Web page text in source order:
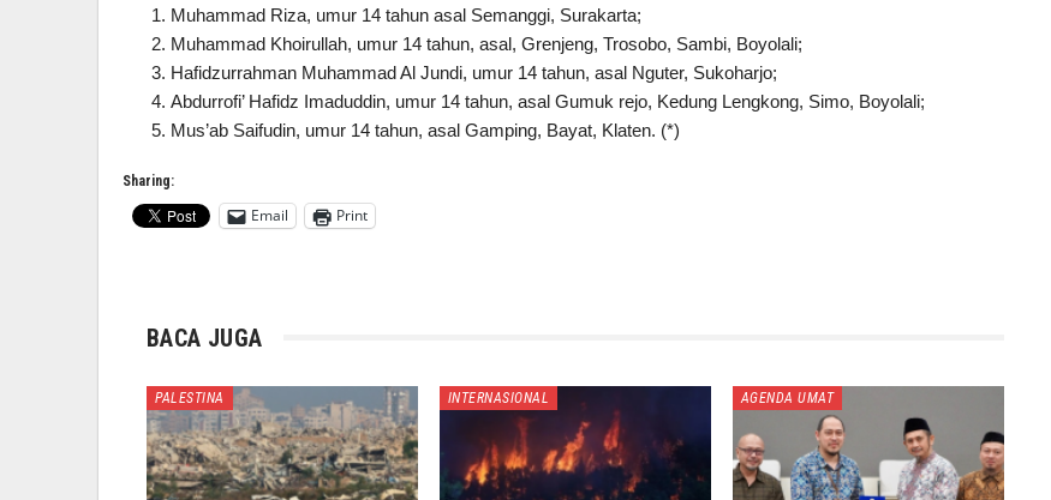
Muhammad Riza, umur 14 tahun asal Semanggi, Surakarta;
Muhammad Khoirullah, umur 14 tahun, asal, Grenjeng, Trosobo, Sambi, Boyolali;
Hafidzurrahman Muhammad Al Jundi, umur 14 tahun, asal Nguter, Sukoharjo;
Abdurrofi’ Hafidz Imaduddin, umur 14 tahun, asal Gumuk rejo, Kedung Lengkong, Simo, Boyolali;
Mus’ab Saifudin, umur 14 tahun, asal Gamping, Bayat, Klaten. (*)
Sharing:
Email Print
BACA JUGA
PALESTINA INTERNASIONAL AGENDA UMAT